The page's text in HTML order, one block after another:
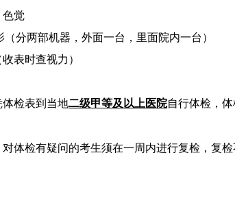
色觉
（分两部机器，外面一台，里面院内一台）
表时查视力）
检表到当地二级甲等及以上医院自行体检，
体检有疑问的考生须在一周内进行复检，复检